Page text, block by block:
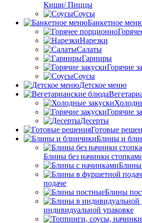
Киши/ Пиццы
Соусы
Банкетное
Нарезки
Салаты
Гарниры
Горячие
Соусы
Детское меню
Горячие
Десерты
Готовые
Блины и
Блины без начинки
Блины
подаче
Блины
индивидуальной упаковке